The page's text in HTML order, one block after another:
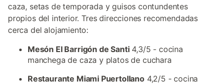
caza, setas de temporada y guisos contundentes
propios del interior. Tres direcciones recomendadas
cerca del alojamiento:
Mesón El Barrigón de Santi4,3/5 - cocina
manchega de caza y platos de cuchara
Restaurante Miami Puertollano4,2/5 - cocina